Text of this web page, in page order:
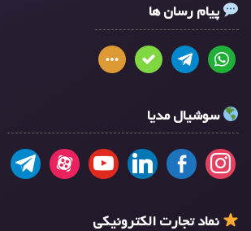
پیام رسان ها
سوشیال مدیا
نماد تجارت الکترونیکی